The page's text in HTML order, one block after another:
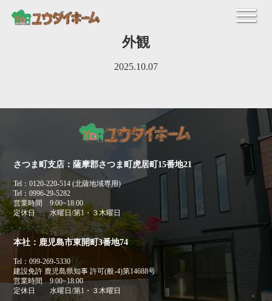
外観
2025.10.07
さつま町支店：薩摩郡さつま町虎居町15番地21
Tel：0120-220-514 (北薩地域専用)
Tel：0996-29-5282
営業時間 9:00~18:00
定休日 水曜日/第1・３木曜日
本社：鹿児島市東開町3番地74
Tel：099-269-5330
建設免許 鹿児島県知事 許可(般-4)第14688号
営業時間 9:00~18:00
定休日 水曜日/第1・３木曜日